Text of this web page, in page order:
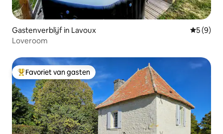
Gastenverblijf in Lavoux
5 (9)
Loveroom
Topfavoriet van gasten
Favoriet van gasten